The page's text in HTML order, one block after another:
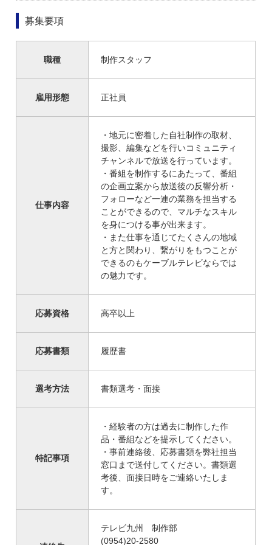
募集要項
職種 制作スタッフ
雇用形態 正社員
仕事内容
・地元に密着した自社制作の取材、
撮影、編集などを行いコミュニティ
チャンネルで放送を行っています。
・番組を制作するにあたって、番組
の企画立案から放送後の反響分析・
フォローなど一連の業務を担当する
ことができるので、マルチなスキル
を身につける事が出来ます。
・また仕事を通じてたくさんの地域
と方と関わり、繋がりをもつことが
できるのもケーブルテレビならでは
の魅力です。
応募資格 高卒以上
応募書類 履歴書
選考方法 書類選考・面接
特記事項
・経験者の方は過去に制作した作
品・番組などを提示してください。
・事前連絡後、応募書類を弊社担当
窓口まで送付してください。書類選
考後、面接日時をご連絡いたしま
す。
テレビ九州 制作部
(0954)20-2580